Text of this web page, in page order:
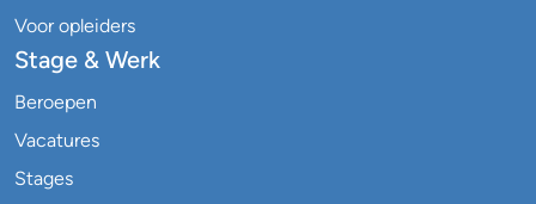
Voor opleiders
Stage & Werk
Beroepen
Vacatures
Stages